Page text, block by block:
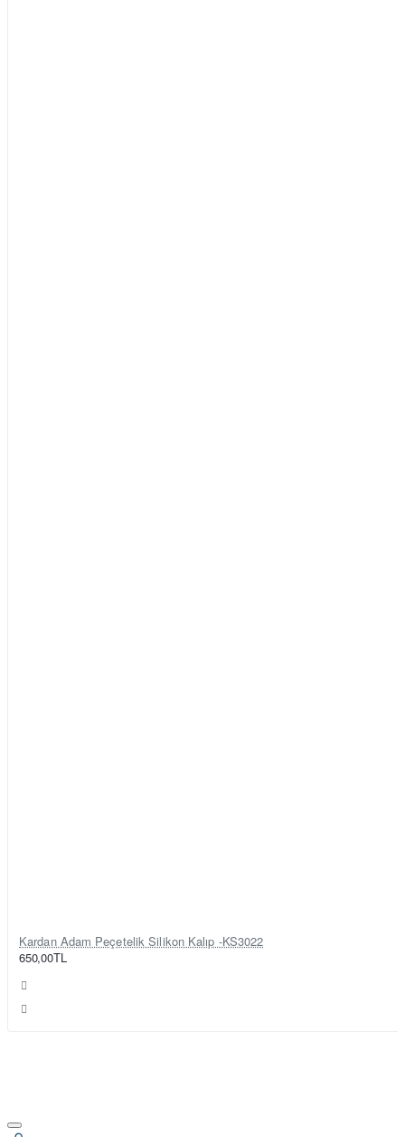
Kardan Adam Peçetelik Silikon Kalıp -KS3022
650,00TL